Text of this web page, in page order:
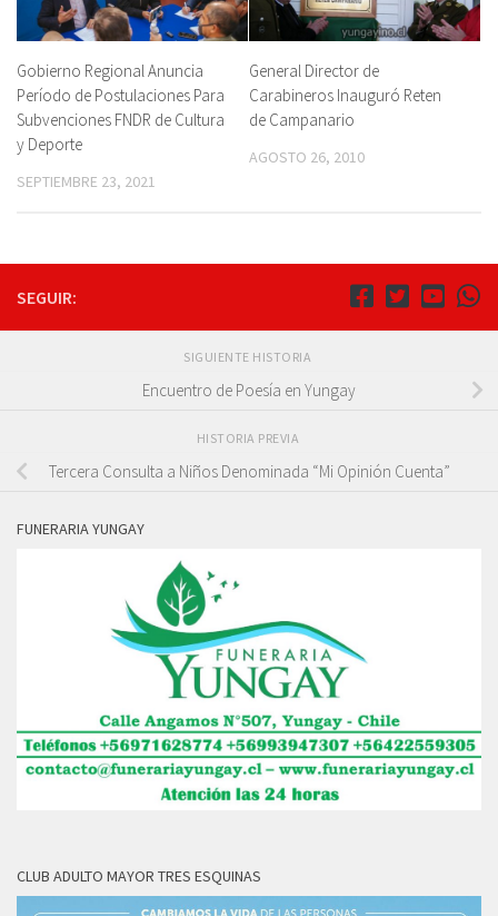
Gobierno Regional Anuncia
Período de Postulaciones Para
Subvenciones FNDR de Cultura
y Deporte
SEPTIEMBRE 23, 2021
General Director de
Carabineros Inauguró Reten
de Campanario
AGOSTO 26, 2010
SEGUIR:
SIGUIENTE HISTORIA
Encuentro de Poesía en Yungay
HISTORIA PREVIA
Tercera Consulta a Niños Denominada “Mi Opinión Cuenta”
FUNERARIA YUNGAY
CLUB ADULTO MAYOR TRES ESQUINAS